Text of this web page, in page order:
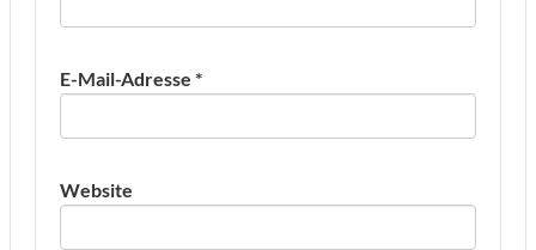
E-Mail-Adresse *
Website